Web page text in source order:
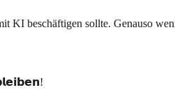
KI beschäftigen sollte. Genauso